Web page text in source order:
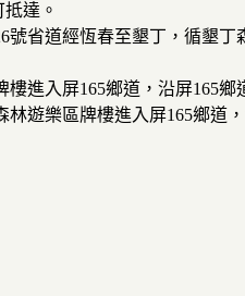
達。
省道經恆春至墾丁，循墾
進入屏165鄉道，沿屏165鄉
遊樂區牌樓進入屏165鄉道